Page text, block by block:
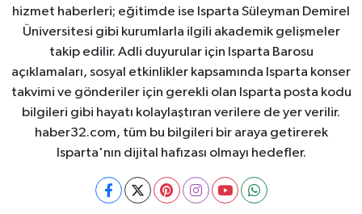
hizmet haberleri; eğitimde ise Isparta Süleyman Demirel
Üniversitesi gibi kurumlarla ilgili akademik gelişmeler
takip edilir. Adli duyurular için Isparta Barosu
açıklamaları, sosyal etkinlikler kapsamında Isparta konser
takvimi ve gönderiler için gerekli olan Isparta posta kodu
bilgileri gibi hayatı kolaylaştıran verilere de yer verilir.
haber32.com, tüm bu bilgileri bir araya getirerek
Isparta'nın dijital hafızası olmayı hedefler.